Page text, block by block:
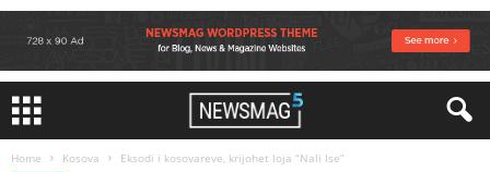
Home Kosova Eksodi i kosovareve, krijohet loja “Nali Ise”